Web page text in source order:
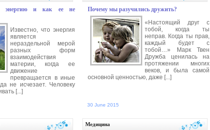
энергию и как ее не
Известно, что энергия
является
нераздельной мерой
разных форм
взаимодействия
материи, когда ее
движение
превращается в иные
не исчезает. Человеку
[...]
Почему мы разучились дружить?
«Настоящий друг с
тобой, когда ты
неправ. Когда ты прав,
каждый будет с
тобой…» Марк Твен
Дружба ценилась на
протяжении многих
веков, и была самой
основной ценностью, даже [...]
30 June 2015
Медицина